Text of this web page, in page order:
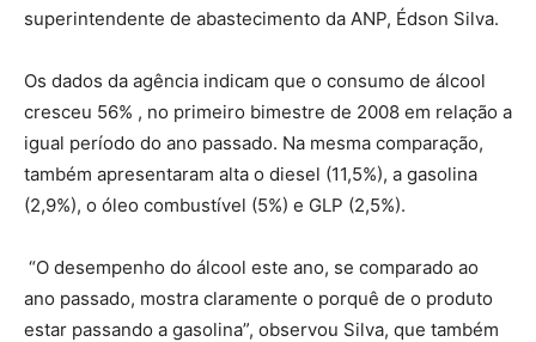
superintendente de abastecimento da ANP, Édson Silva.
Os dados da agência indicam que o consumo de álcool
cresceu 56% , no primeiro bimestre de 2008 em relação a
igual período do ano passado. Na mesma comparação,
também apresentaram alta o diesel (11,5%), a gasolina
(2,9%), o óleo combustível (5%) e GLP (2,5%).
“O desempenho do álcool este ano, se comparado ao
ano passado, mostra claramente o porquê de o produto
estar passando a gasolina”, observou Silva, que também